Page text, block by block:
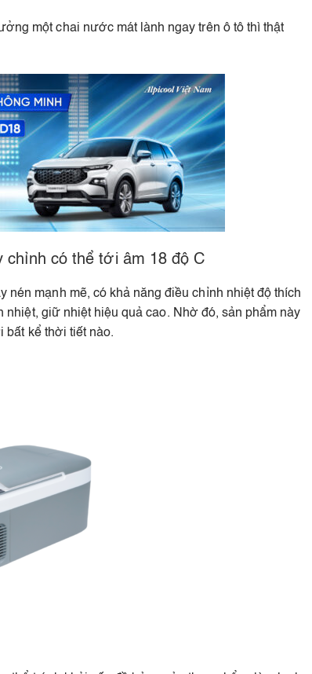
một chai nước mát lành ngay trên ô tô thì thật
chỉnh có thể tới âm 18 độ C
mạnh mẽ, có khả năng điều chỉnh nhiệt độ thích
giữ nhiệt hiệu quả cao. Nhờ đó, sản phẩm này
bất kể thời tiết nào.